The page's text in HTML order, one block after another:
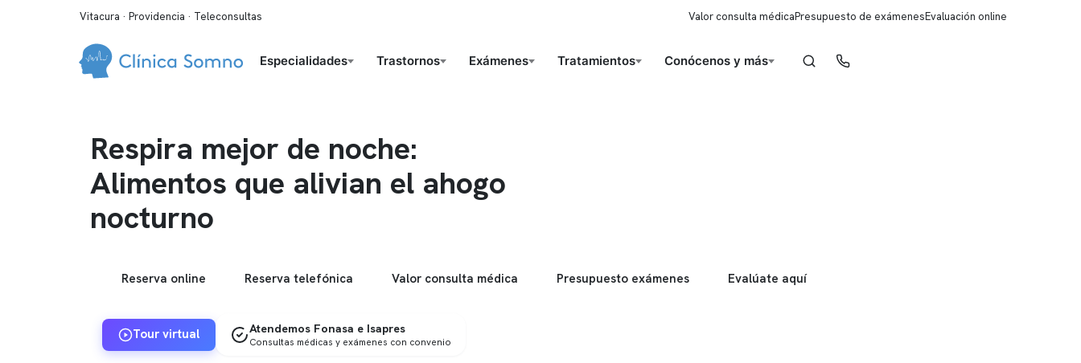
Vitacura · Providencia · Teleconsultas Valor consulta médicaPresupuesto de exámenesEvaluación online
Especialidades Trastornos Exámenes Tratamientos Conócenos y más
Respira mejor de noche:
Alimentos que alivian el ahogo
nocturno
Reserva online Reserva telefónica Valor consulta médica Presupuesto exámenes Evalúate aquí
Tour virtual Atendemos Fonasa e Isapres
Consultas médicas y exámenes con convenio